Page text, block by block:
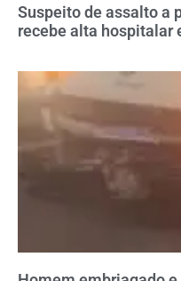
Suspeito de assalto a
recebe alta hospitalar